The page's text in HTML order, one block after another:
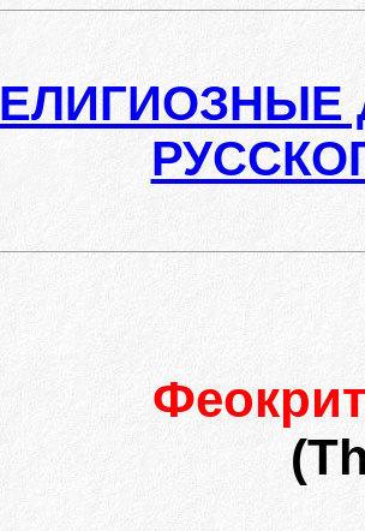
ЕЛИГИОЗНЫЕ